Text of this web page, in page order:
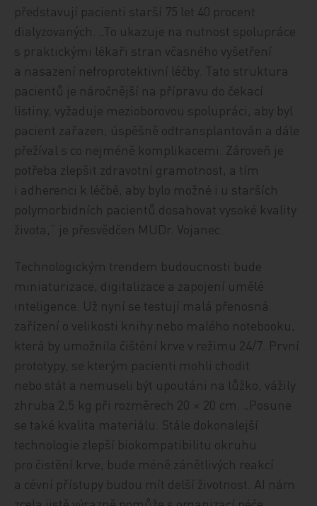
představují pacienti starší 75 let 40 procent
dialyzovaných. „To ukazuje na nutnost spolupráce
s praktickými lékaři stran včasného vyšetření
a nasazení nefroprotektivní léčby. Tato struktura
pacientů je náročnější na přípravu do čekací
listiny, vyžaduje mezioborovou spolupráci, aby byl
pacient zařazen, úspěšně odtransplantován a dále
přežíval s co nejméně komplikacemi. Zároveň je
potřeba zlepšit zdravotní gramotnost, a tím
i adherenci k léčbě, aby bylo možné i u starších
polymorbidních pacientů dosahovat vysoké kvality
života,“ je přesvědčen MUDr. Vojanec.
Technologickým trendem budoucnosti bude
miniaturizace, digitalizace a zapojení umělé
inteligence. Už nyní se testují malá přenosná
zařízení o velikosti knihy nebo malého notebooku,
která by umožnila čištění krve v režimu 24/7. První
prototypy, se kterým pacienti mohli chodit
nebo stát a nemuseli být upoutáni na lůžko, vážily
zhruba 2,5 kg při rozměrech 20 × 20 cm. „Posune
se také kvalita materiálu. Stále dokonalejší
technologie zlepší biokompatibilitu okruhu
pro čistění krve, bude méně zánětlivých reakcí
a cévní přístupy budou mít delší životnost. AI nám